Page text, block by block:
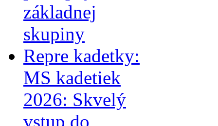
základnej
skupiny
Repre kadetky:
MS kadetiek
2026: Skvelý
vstup do